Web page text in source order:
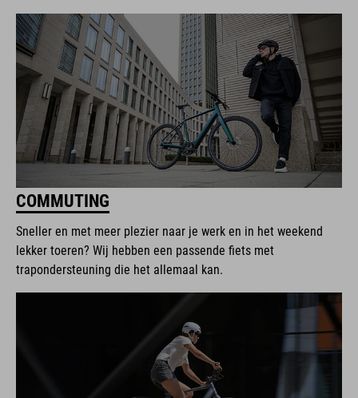
COMMUTING
Sneller en met meer plezier naar je werk en in het weekend
lekker toeren? Wij hebben een passende fiets met
trapondersteuning die het allemaal kan.